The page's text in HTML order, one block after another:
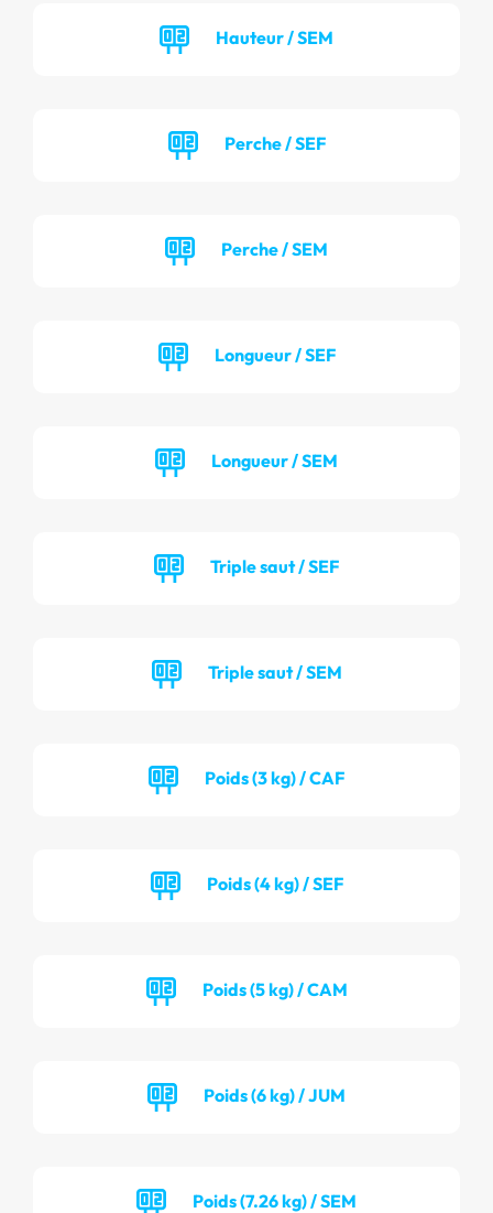
Hauteur / SEM
Perche / SEF
Perche / SEM
Longueur / SEF
Longueur / SEM
Triple saut / SEF
Triple saut / SEM
Poids (3 kg) / CAF
Poids (4 kg) / SEF
Poids (5 kg) / CAM
Poids (6 kg) / JUM
Poids (7.26 kg) / SEM